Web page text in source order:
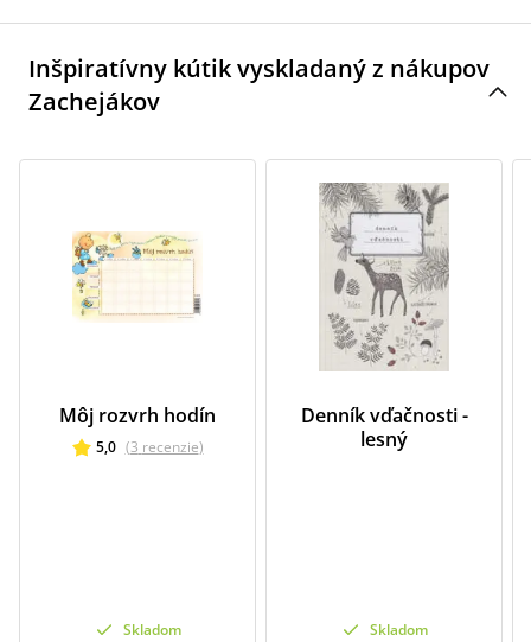
Inšpiratívny kútik vyskladaný z nákupov
Zachejákov
Môj rozvrh hodín
5,0 (3 recenzie)
Skladom
Denník vďačnosti -
lesný
Skladom